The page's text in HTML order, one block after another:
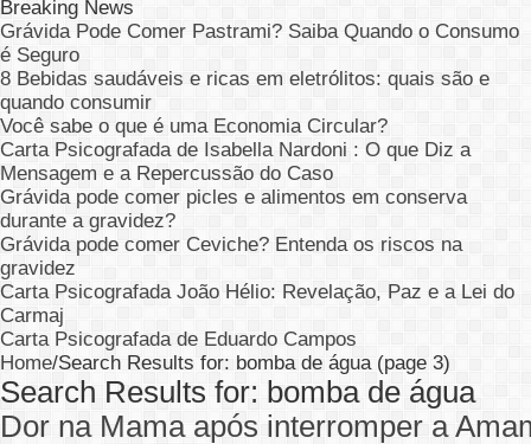
Breaking News
Grávida Pode Comer Pastrami? Saiba Quando o Consumo
é Seguro
8 Bebidas saudáveis e ricas em eletrólitos: quais são e
quando consumir
Você sabe o que é uma Economia Circular?
Carta Psicografada de Isabella Nardoni : O que Diz a
Mensagem e a Repercussão do Caso
Grávida pode comer picles e alimentos em conserva
durante a gravidez?
Grávida pode comer Ceviche? Entenda os riscos na
gravidez
Carta Psicografada João Hélio: Revelação, Paz e a Lei do
Carmaj
Carta Psicografada de Eduardo Campos
Home/Search Results for: bomba de água (page 3)
Search Results for: bomba de água
Dor na Mama após interromper a